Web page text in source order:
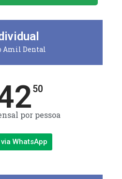
Amil Dental
50
por pessoa
WhatsApp